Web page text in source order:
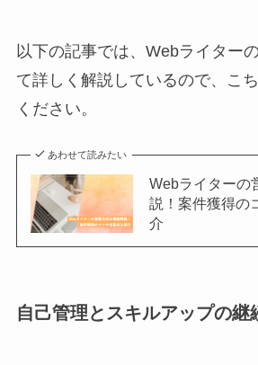
以下の記事では、Webライター
て詳しく解説しているので、こ
ください。
あわせて読みたい
Webライターの
説！案件獲得の
介
自己管理とスキルアップの継